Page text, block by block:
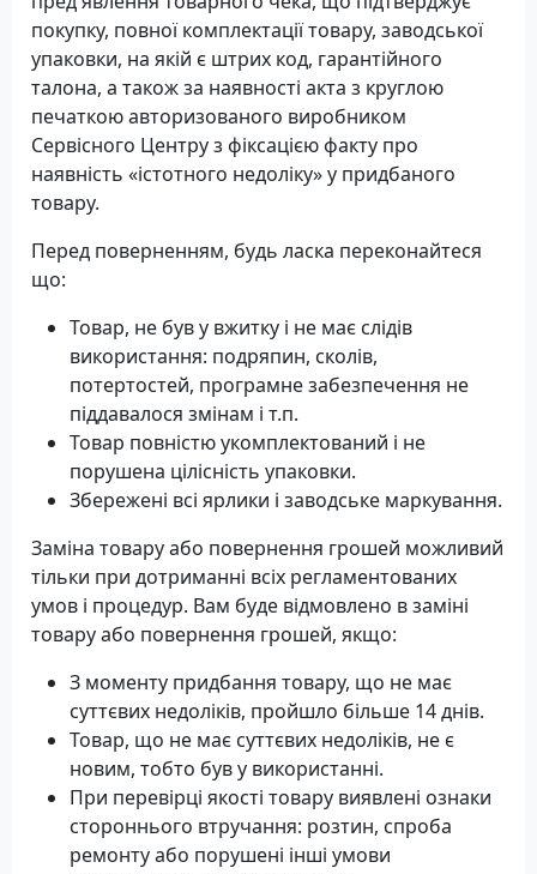
покупку, повної комплектації товару, заводської
упаковки, на якій є штрих код, гарантійного
талона, а також за наявності акта з круглою
печаткою авторизованого виробником
Сервісного Центру з фіксацією факту про
наявність «істотного недоліку» у придбаного
товару.
Перед поверненням, будь ласка переконайтеся
що:
Товар, не був у вжитку і не має слідів
використання: подряпин, сколів,
потертостей, програмне забезпечення не
піддавалося змінам і т.п.
Товар повністю укомплектований і не
порушена цілісність упаковки.
Збережені всі ярлики і заводське маркування.
Заміна товару або повернення грошей можливий
тільки при дотриманні всіх регламентованих
умов і процедур. Вам буде відмовлено в заміні
товару або повернення грошей, якщо:
З моменту придбання товару, що не має
суттєвих недоліків, пройшло більше 14 днів.
Товар, що не має суттєвих недоліків, не є
новим, тобто був у використанні.
При перевірці якості товару виявлені ознаки
стороннього втручання: розтин, спроба
ремонту або порушені інші умови